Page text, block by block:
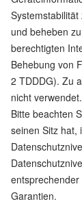
und beheben
berechtigten
Behebung von
2 TDDDG). Zu
nicht verwendet.
Bitte beachten
seinen Sitz hat,
Garantien.